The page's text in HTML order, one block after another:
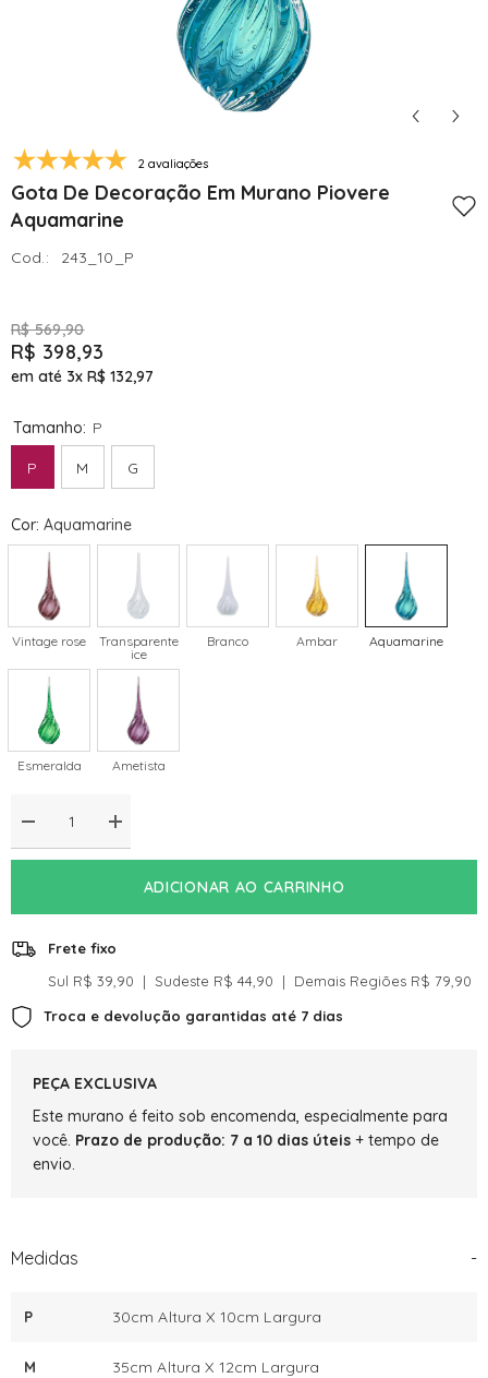
2 avaliações
Gota De Decoração Em Murano Piovere
Aquamarine
Cod.: 243_10_P
R$ 569,90
R$ 398,93
em até 3x R$ 132,97
Tamanho: P
P M G
Cor: Aquamarine
Vintage rose
Transparente
ice
Branco Ambar Aquamarine
Esmeralda Ametista
Diminuir
a
quantidade
De
Em
Murano
Piovere
Aquamarine
Aumentar
a
quantidade
De
Em
Piovere
Aquamarine
ADICIONAR AO CARRINHO
Frete fixo
Sul R$ 39,90 ‎ | ‎ Sudeste R$ 44,90 ‎ | ‎ Demais Regiões R$ 79,90‎‎
Troca e devolução garantidas até 7 dias
PEÇA EXCLUSIVA
Este murano é feito sob encomenda, especialmente para
você. Prazo de produção: 7 a 10 dias úteis + tempo de
envio.
Medidas -
P 30cm Altura X 10cm Largura
M 35cm Altura X 12cm Largura